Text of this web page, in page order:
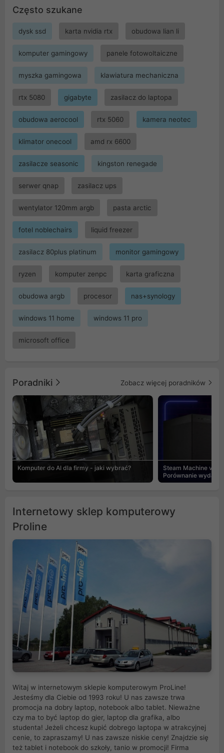
Często szukane
dysk ssd karta nvidia rtx obudowa lian li
komputer gamingowy panele fotowoltaiczne
myszka gamingowa klawiatura mechaniczna
rtx 5080 gigabyte zasilacz do laptopa
obudowa aerocool rtx 5060 kamera neotec
klimator onecool amd rx 6600
zasilacze seasonic kingston renegade
serwer qnap zasilacz ups
wentylator 120mm argb pasta arctic
fotel noblechairs liquid freezer
zasilacz 80plus platinum monitor gamingowy
ryzen komputer zenpc karta graficzna
obudowa argb procesor nas+synology
windows 11 home windows 11 pro
microsoft office
Poradniki Zobacz więcej poradników
Komputer do AI dla firmy - jaki wybrać?
Steam Machine vs
Porównanie
Internetowy sklep komputerowy
Proline
Witaj w internetowym sklepie komputerowym ProLine!
Jesteśmy dla Ciebie od 1993 roku! U nas zawsze trwa
promocja na dobry laptop, notebook albo tablet. Nieważne
czy ma to być laptop do gier, laptop dla grafika, albo
studenta! Jeżeli chcesz kupić dobrego laptopa w atrakcyjnej
cenie, to zapraszamy! U nas zawsze niskie ceny! Znajdzie się
też tablet i notebook do szkoły, tanio w promocji! Firma